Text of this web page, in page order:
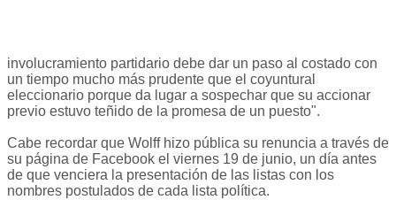
involucramiento partidario debe dar un paso al costado con
un tiempo mucho más prudente que el coyuntural
eleccionario porque da lugar a sospechar que su accionar
previo estuvo teñido de la promesa de un puesto".
Cabe recordar que Wolff hizo pública su renuncia a través de
su página de Facebook el viernes 19 de junio, un día antes
de que venciera la presentación de las listas con los
nombres postulados de cada lista política.